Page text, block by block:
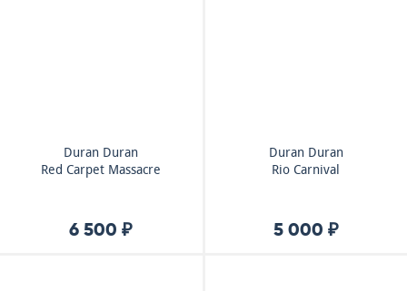
Duran Duran
Red Carpet Massacre
6 500 ₽
Duran Duran
Rio Carnival
5 000 ₽